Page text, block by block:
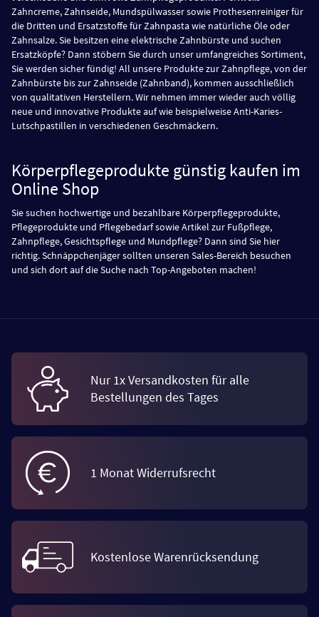
Zahncreme, Zahnseide, Mundspülwasser sowie Prothesenreiniger für
die Dritten und Ersatzstoffe für Zahnpasta wie natürliche Öle oder
Zahnsalze. Sie besitzen eine elektrische Zahnbürste und suchen
Ersatzköpfe? Dann stöbern Sie durch unser umfangreiches Sortiment,
Sie werden sicher fündig! All unsere Produkte zur Zahnpflege, von der
Zahnbürste bis zur Zahnseide (Zahnband), kommen ausschließlich
von qualitativen Herstellern. Wir nehmen immer wieder auch völlig
neue und innovative Produkte auf wie beispielweise Anti-Karies-
Lutschpastillen in verschiedenen Geschmäckern.
Körperpflegeprodukte günstig kaufen im
Online Shop
Sie suchen hochwertige und bezahlbare Körperpflegeprodukte,
Pflegeprodukte und Pflegebedarf sowie Artikel zur Fußpflege,
Zahnpflege, Gesichtspflege und Mundpflege? Dann sind Sie hier
richtig. Schnäppchenjäger sollten unseren Sales-Bereich besuchen
und sich dort auf die Suche nach Top-Angeboten machen!
Nur 1x Versandkosten für alle
Bestellungen des Tages
1 Monat Widerrufsrecht
Kostenlose Warenrücksendung